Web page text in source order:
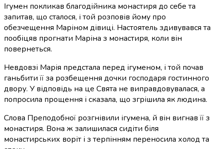
Ігумен покликав благодійника монастиря до себе та
запитав, що сталося, і той розповів йому про
обезчещення Маріном дівиці. Настоятель здивувався та
пообіцяв прогнати Маріна з монастиря, коли він
повернеться.
Невдовзі Марія предстала перед ігуменом, і той почав
ганьбити її за розбещення дочки господаря гостинного
двору. У відповідь на це Свята не виправдовувалася, а
попросила прощення і сказала, що згрішила як людина.
Слова Преподобної розгнівили ігумена, й він вигнав її з
монастиря. Вона ж залишилася сидіти біля
монастирських воріт і з терпінням переносила холод та